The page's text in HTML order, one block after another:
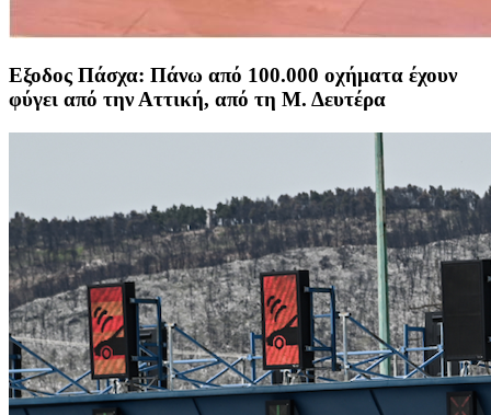
Εξοδος Πάσχα: Πάνω από 100.000 οχήματα έχουν
φύγει από την Αττική, από τη Μ. Δευτέρα